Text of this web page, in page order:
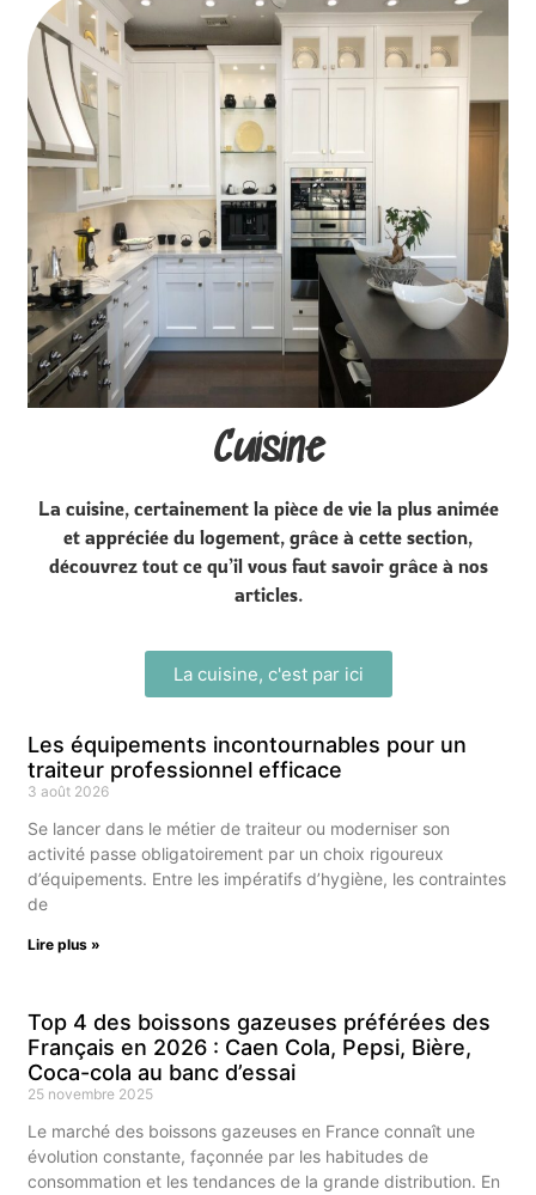
Cuisine
La cuisine, certainement la pièce de vie la plus animée
et appréciée du logement, grâce à cette section,
découvrez tout ce qu’il vous faut savoir grâce à nos
articles.
La cuisine, c'est par ici
Les équipements incontournables pour un
traiteur professionnel efficace
3 août 2026
Se lancer dans le métier de traiteur ou moderniser son
activité passe obligatoirement par un choix rigoureux
d’équipements. Entre les impératifs d’hygiène, les contraintes
de
Lire plus »
Top 4 des boissons gazeuses préférées des
Français en 2026 : Caen Cola, Pepsi, Bière,
Coca-cola au banc d’essai
25 novembre 2025
Le marché des boissons gazeuses en France connaît une
évolution constante, façonnée par les habitudes de
consommation et les tendances de la grande distribution. En